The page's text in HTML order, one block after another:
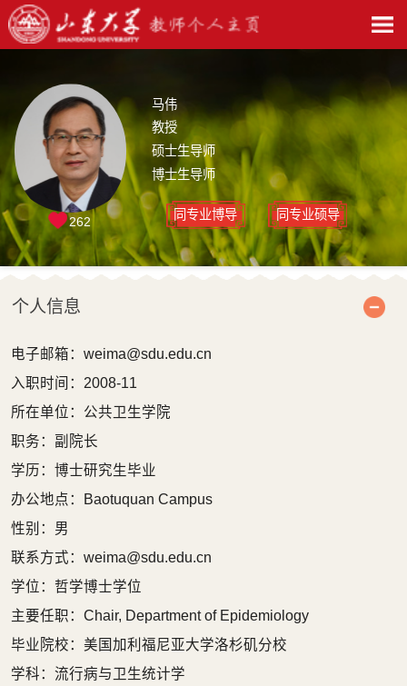
马伟
教授
硕士生导师
博士生导师
同专业博导 同专业硕导
262
个人信息
电子邮箱： weima@sdu.edu.cn
入职时间：2008-11
所在单位：公共卫生学院
职务：副院长
学历：博士研究生毕业
办公地点：Baotuquan Campus
性别：男
联系方式： weima@sdu.edu.cn
学位：哲学博士学位
主要任职：Chair, Department of Epidemiology
毕业院校：美国加利福尼亚大学洛杉矶分校
学科：流行病与卫生统计学